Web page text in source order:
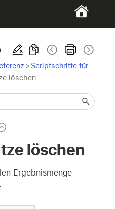
> Scriptschritte für
löschen
löschen
Ergebnismenge